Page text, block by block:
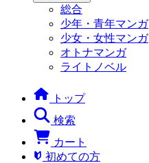
総合
少年・青年マンガ
少女・女性マンガ
オトナマンガ
ライトノベル
トップ
検索
カート
初めての方